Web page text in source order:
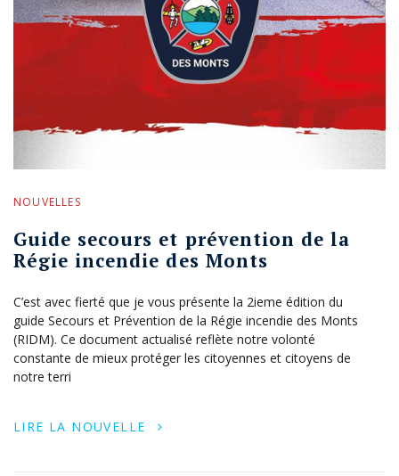
NOUVELLES
Guide secours et prévention de la
Régie incendie des Monts
C’est avec fierté que je vous présente la 2ieme édition du
guide Secours et Prévention de la Régie incendie des Monts
(RIDM). Ce document actualisé reflète notre volonté
constante de mieux protéger les citoyennes et citoyens de
notre terri
LIRE LA NOUVELLE